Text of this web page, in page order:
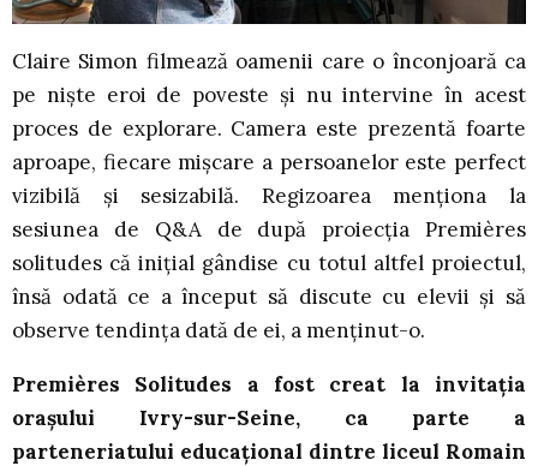
Claire Simon filmează oamenii care o înconjoară ca
pe niște eroi de poveste și nu intervine în acest
proces de explorare. Camera este prezentă foarte
aproape, fiecare mișcare a persoanelor este perfect
vizibilă și sesizabilă. Regizoarea menționa la
sesiunea de Q&A de după proiecția Premières
solitudes că inițial gândise cu totul altfel proiectul,
însă odată ce a început să discute cu elevii și să
observe tendința dată de ei, a menținut-o.
Premières Solitudes a fost creat la invitația
orașului Ivry-sur-Seine, ca parte a
parteneriatului educațional dintre liceul Romain